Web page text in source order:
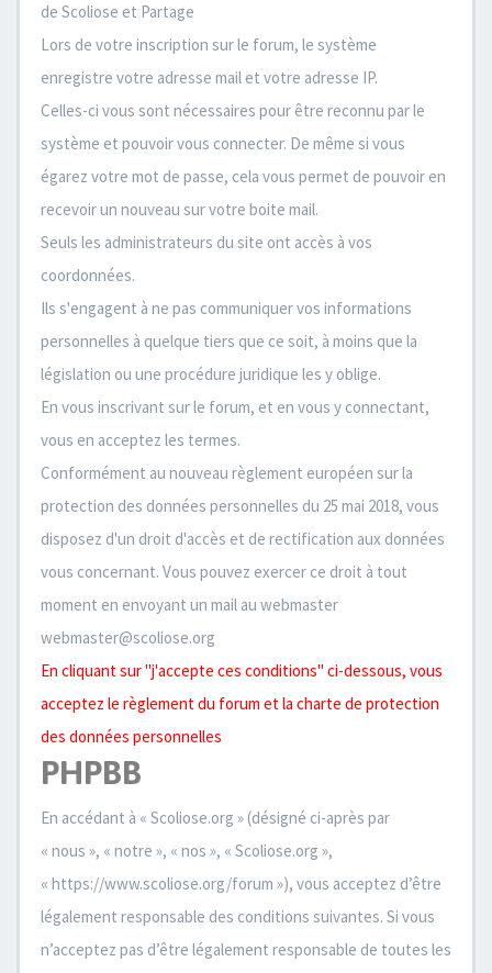
de Scoliose et Partage
Lors de votre inscription sur le forum, le système
enregistre votre adresse mail et votre adresse IP.
Celles-ci vous sont nécessaires pour être reconnu par le
système et pouvoir vous connecter. De même si vous
égarez votre mot de passe, cela vous permet de pouvoir en
recevoir un nouveau sur votre boite mail.
Seuls les administrateurs du site ont accès à vos
coordonnées.
Ils s'engagent à ne pas communiquer vos informations
personnelles à quelque tiers que ce soit, à moins que la
législation ou une procédure juridique les y oblige.
En vous inscrivant sur le forum, et en vous y connectant,
vous en acceptez les termes.
Conformément au nouveau règlement européen sur la
protection des données personnelles du 25 mai 2018, vous
disposez d'un droit d'accès et de rectification aux données
vous concernant. Vous pouvez exercer ce droit à tout
moment en envoyant un mail au webmaster
webmaster@scoliose.org
En cliquant sur "j'accepte ces conditions" ci-dessous, vous
acceptez le règlement du forum et la charte de protection
des données personnelles
PHPBB
En accédant à « Scoliose.org » (désigné ci-après par
« nous », « notre », « nos », « Scoliose.org »,
« https://www.scoliose.org/forum »), vous acceptez d’être
légalement responsable des conditions suivantes. Si vous
n’acceptez pas d’être légalement responsable de toutes les